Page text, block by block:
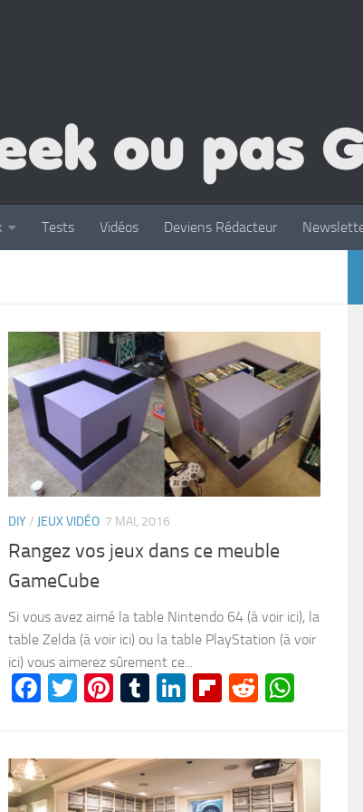
Tests Vidéos Deviens Rédacteur
DIY/ JEUX VIDÉO 7 MAI, 2016
Rangez vos jeux dans ce meuble
GameCube
Si vous avez aimé la table Nintendo 64 (à voir ici), la
table Zelda (à voir ici) ou la table PlayStation (à voir
ici) vous aimerez sûrement ce...
Facebook
Twitter
Pinterest
Tumblr
LinkedIn
Flipboard
Reddit